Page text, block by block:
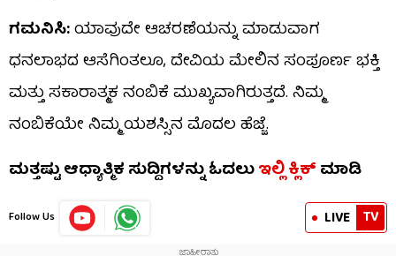
ಗಮನಿಸಿ:ಯಾವುದೇ ಆಚರಣೆಯನ್ನು ಮಾಡುವಾಗ
ಧನಲಾಭದ ಆಸೆಗಿಂತಲೂ, ದೇವಿಯ ಮೇಲಿನ ಸಂಪೂರ್ಣ ಭಕ್ತಿ
ಮತ್ತು ಸಕಾರಾತ್ಮಕ ನಂಬಿಕೆ ಮುಖ್ಯವಾಗಿರುತ್ತದೆ. ನಿಮ್ಮ
ನಂಬಿಕೆಯೇ ನಿಮ್ಮ ಯಶಸ್ಸಿನ ಮೊದಲ ಹೆಜ್ಜೆ.
ಮತ್ತಷ್ಟು ಆಧ್ಯಾತ್ಮಿಕ ಸುದ್ದಿಗಳನ್ನು ಓದಲುಇಲ್ಲಿ ಕ್ಲಿಕ್ಮಾಡಿ
Follow Us LIVE TV